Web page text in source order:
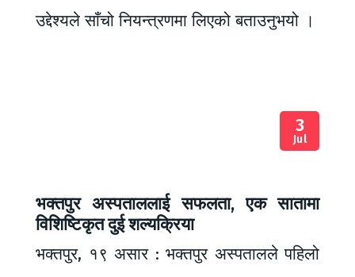
उद्देश्यले साँचो नियन्त्रणमा लिएको बताउनुभयो ।
3
Jul
भक्तपुर अस्पताललाई सफलता, एक सातामा
विशिष्टिकृत दुई शल्यक्रिया
भक्तपुर, १९ असार : भक्तपुर अस्पतालले पहिलो